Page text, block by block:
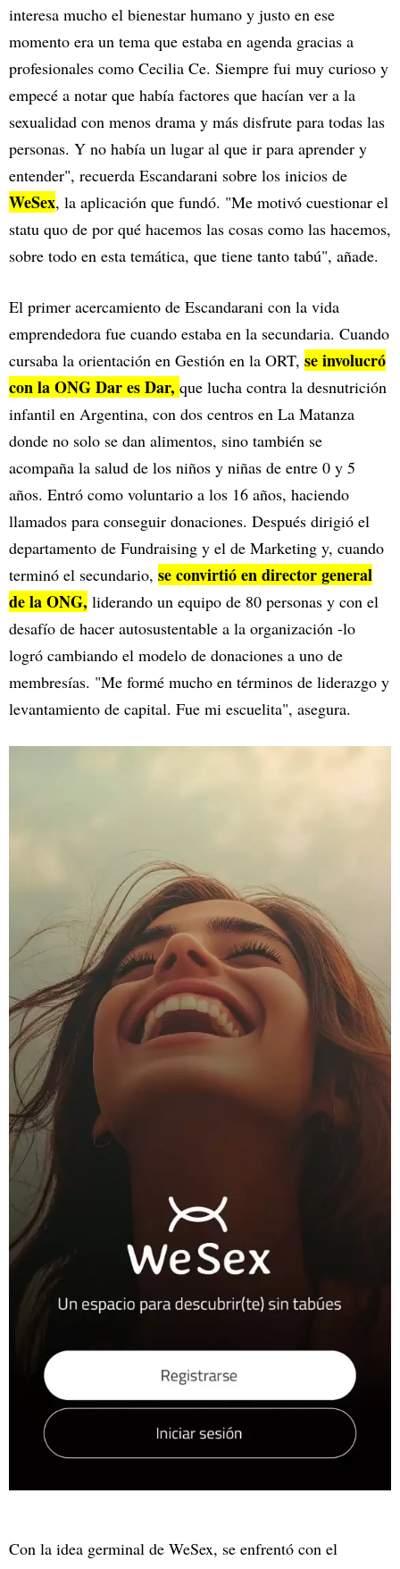
interesa mucho el bienestar humano y justo en ese
momento era un tema que estaba en agenda gracias a
profesionales como Cecilia Ce. Siempre fui muy curioso y
empecé a notar que había factores que hacían ver a la
sexualidad con menos drama y más disfrute para todas las
personas. Y no había un lugar al que ir para aprender y
entender", recuerda Escandarani sobre los inicios de
WeSex, la aplicación que fundó. "Me motivó cuestionar el
statu quo de por qué hacemos las cosas como las hacemos,
sobre todo en esta temática, que tiene tanto tabú", añade.
El primer acercamiento de Escandarani con la vida
emprendedora fue cuando estaba en la secundaria. Cuando
cursaba la orientación en Gestión en la ORT, se involucró
con la ONG Dar es Dar, que lucha contra la desnutrición
infantil en Argentina, con dos centros en La Matanza
donde no solo se dan alimentos, sino también se
acompaña la salud de los niños y niñas de entre 0 y 5
años. Entró como voluntario a los 16 años, haciendo
llamados para conseguir donaciones. Después dirigió el
departamento de Fundraising y el de Marketing y, cuando
terminó el secundario, se convirtió en director general
de la ONG, liderando un equipo de 80 personas y con el
desafío de hacer autosustentable a la organización -lo
logró cambiando el modelo de donaciones a uno de
membresías. "Me formé mucho en términos de liderazgo y
levantamiento de capital. Fue mi escuelita", asegura.
Con la idea germinal de WeSex, se enfrentó con el